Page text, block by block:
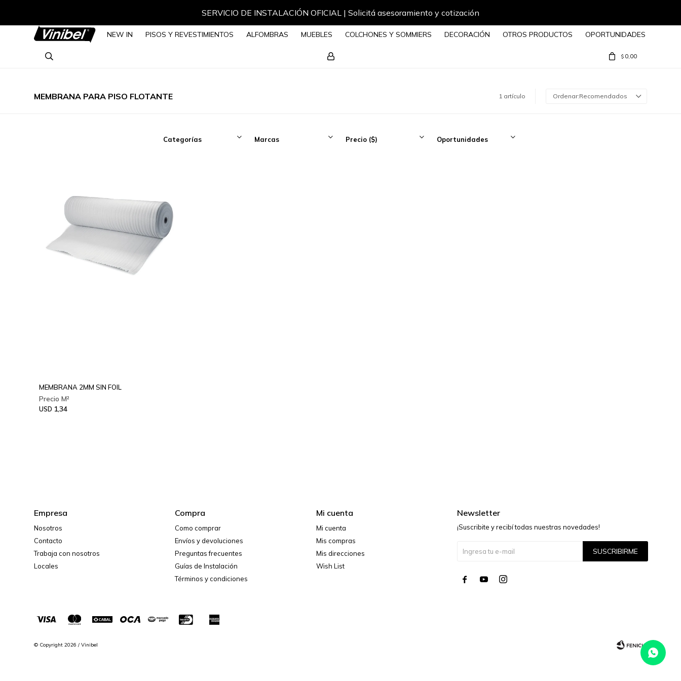
SERVICIO DE INSTALACIÓN OFICIAL | Solicitá asesoramiento y cotización
NEW IN PISOS Y REVESTIMIENTOS ALFOMBRAS MUEBLES COLCHONES Y SOMMIERS DECORACIÓN OTROS PRODUCTOS OPORTUNIDADES
$ 0,00
MEMBRANA PARA PISO FLOTANTE 1 artículo Recomendados
MEMBRANA 2MM SIN FOIL
USD 1,34
Categorías Marcas Precio ($) Oportunidades
Empresa
Nosotros
Contacto
Trabaja con nosotros
Locales
Compra
Como comprar
Envíos y devoluciones
Preguntas frecuentes
Guías de Instalación
Términos y condiciones
Mi cuenta
Mi cuenta
Mis compras
Mis direcciones
Wish List
Newsletter
¡Suscribite y recibí todas nuestras novedades!
SUSCRIBIRME
  
© Copyright 2026 / Vinibel